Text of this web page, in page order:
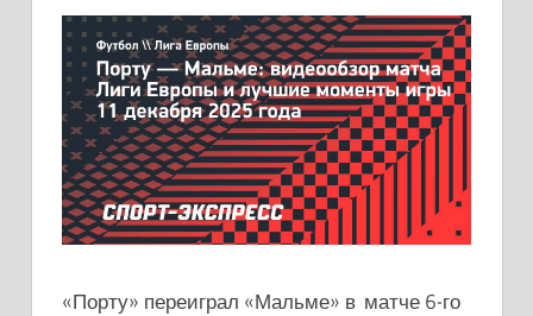
«Порту» переиграл «Мальме» в матче 6-го